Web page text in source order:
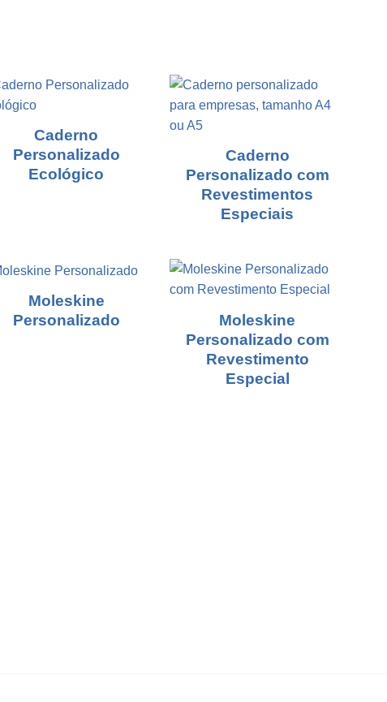
Caderno
Personalizado
Ecológico
Caderno
Personalizado com
Revestimentos
Especiais
Moleskine
Personalizado
Moleskine
Personalizado com
Revestimento
Especial